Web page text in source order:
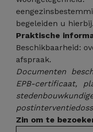
begeleiden u hierbij.
Praktische
Beschikbaarheid:
afspraak.
Documenten
EPB-certificaat,
Zin om te